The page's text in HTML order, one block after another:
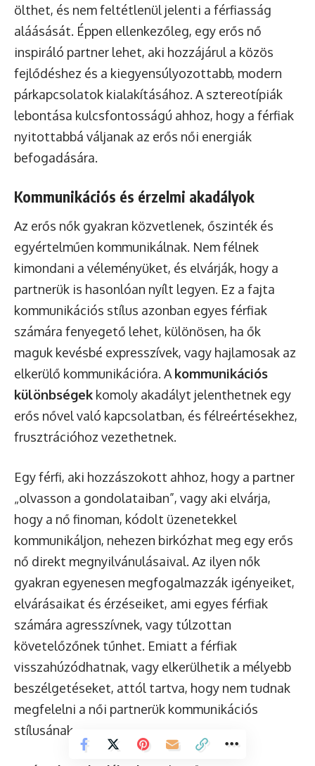
ölthet, és nem feltétlenül jelenti a férfiasság
aláásását. Éppen ellenkezőleg, egy erős nő
inspiráló partner lehet, aki hozzájárul a közös
fejlődéshez és a kiegyensúlyozottabb, modern
párkapcsolatok kialakításához. A sztereotípiák
lebontása kulcsfontosságú ahhoz, hogy a férfiak
nyitottabbá váljanak az erős női energiák
befogadására.
Kommunikációs és érzelmi akadályok
Az erős nők gyakran közvetlenek, őszinték és
egyértelműen kommunikálnak. Nem félnek
kimondani a véleményüket, és elvárják, hogy a
partnerük is hasonlóan nyílt legyen. Ez a fajta
kommunikációs stílus azonban egyes férfiak
számára fenyegető lehet, különösen, ha ők
maguk kevésbé expresszívek, vagy hajlamosak az
elkerülő kommunikációra. A kommunikációs
különbségek komoly akadályt jelenthetnek egy
erős nővel való kapcsolatban, és félreértésekhez,
frusztrációhoz vezethetnek.
Egy férfi, aki hozzászokott ahhoz, hogy a partner
„olvasson a gondolataiban”, vagy aki elvárja,
hogy a nő finoman, kódolt üzenetekkel
kommunikáljon, nehezen birkózhat meg egy erős
nő direkt megnyilvánulásaival. Az ilyen nők
gyakran egyenesen megfogalmazzák igényeiket,
elvárásaikat és érzéseiket, ami egyes férfiak
számára agresszívnek, vagy túlzottan
követelőzőnek tűnhet. Emiatt a férfiak
visszahúzódhatnak, vagy elkerülhetik a mélyebb
beszélgetéseket, attól tartva, hogy nem tudnak
megfelelni a női partnerük kommunikációs
stílusának.